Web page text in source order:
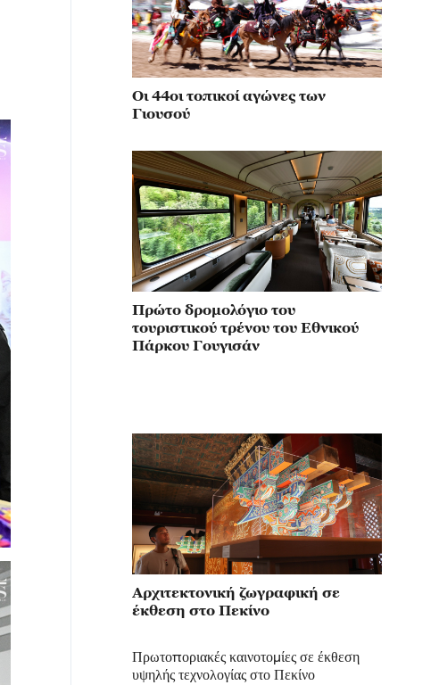
Οι 44οι τοπικοί αγώνες των
Γιουσού
Πρώτο δρομολόγιο του
τουριστικού τρένου του Εθνικού
Πάρκου Γουγισάν
Αρχιτεκτονική ζωγραφική σε
έκθεση στο Πεκίνο
Πρωτοποριακές καινοτομίες σε έκθεση
υψηλής τεχνολογίας στο Πεκίνο